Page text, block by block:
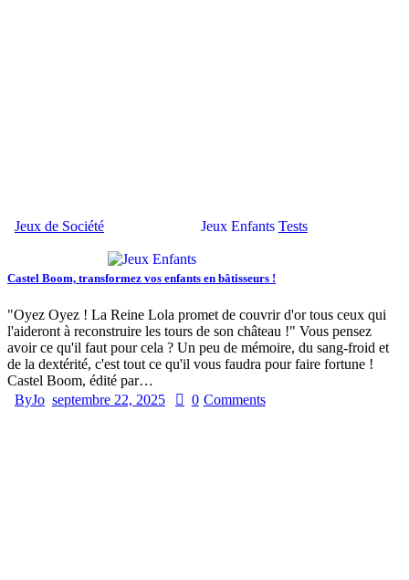
Jeux de Société Jeux Enfants Tests
Castel Boom, transformez vos enfants en bâtisseurs !
"Oyez Oyez ! La Reine Lola promet de couvrir d'or tous ceux qui
l'aideront à reconstruire les tours de son château !" Vous pensez
avoir ce qu'il faut pour cela ? Un peu de mémoire, du sang-froid et
de la dextérité, c'est tout ce qu'il vous faudra pour faire fortune !
Castel Boom, édité par…
ByJo septembre 22, 2025 0 Comments